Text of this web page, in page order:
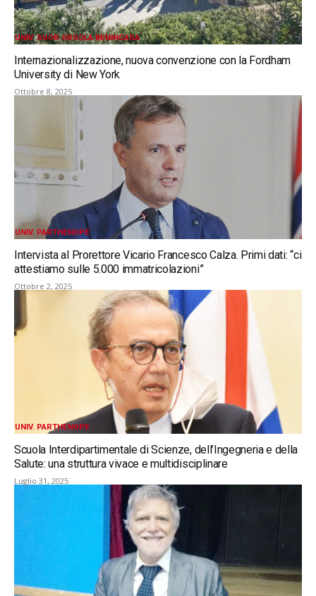
UNIV. SUOR ORSOLA BENINCASA
Internazionalizzazione, nuova convenzione con la Fordham
University di New York
Ottobre 8, 2025
UNIV. PARTHENOPE
Intervista al Prorettore Vicario Francesco Calza. Primi dati: “ci
attestiamo sulle 5.000 immatricolazioni”
Ottobre 2, 2025
UNIV. PARTHENOPE
Scuola Interdipartimentale di Scienze, dell’Ingegneria e della
Salute: una struttura vivace e multidisciplinare
Luglio 31, 2025